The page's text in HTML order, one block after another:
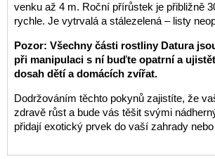
venku až 4 m. Roční přírůstek je přibližně
rychle. Je vytrvalá a stálezelená – listy
Pozor: Všechny části rostliny Datura
při manipulaci s ní buďte opatrní a
dosah dětí a domácích zvířat.
Dodržováním těchto pokynů zajistíte, že
zdravě růst a bude vás těšit svými
přidají exotický prvek do vaší zahrady